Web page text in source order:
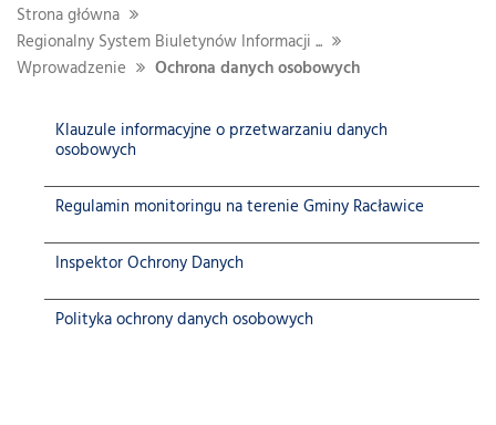
Strona główna
Regionalny System Biuletynów Informacji ...
Wprowadzenie
Ochrona danych osobowych
Klauzule informacyjne o przetwarzaniu danych
osobowych
Regulamin monitoringu na terenie Gminy Racławice
Inspektor Ochrony Danych
Polityka ochrony danych osobowych